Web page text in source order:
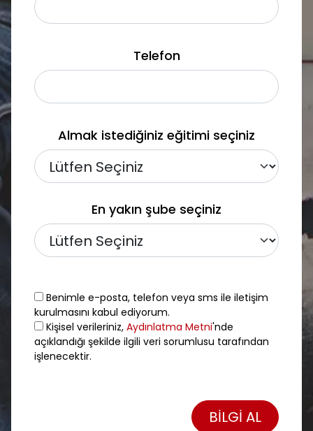
Telefon
Almak istediğiniz eğitimi seçiniz
En yakın şube seçiniz
Benimle e-posta, telefon veya sms ile iletişim
kurulmasını kabul ediyorum.
Kişisel verileriniz, Aydınlatma Metni'nde
açıklandığı şekilde ilgili veri sorumlusu tarafından
işlenecektir.
BİLGİ AL